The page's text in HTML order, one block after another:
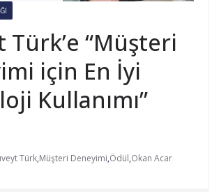
Türk’e “Müşteri
için En İyi
Kullanımı”
Türk,Müşteri Deneyimi,Ödül,Okan Acar